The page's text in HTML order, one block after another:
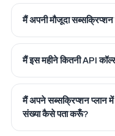
मैं अपनी मौजूदा
मैं इस महीने कितनी API
मैं अपने सब्सक्रिप्शन प्लान
संख्या कैसे पता करूँ?